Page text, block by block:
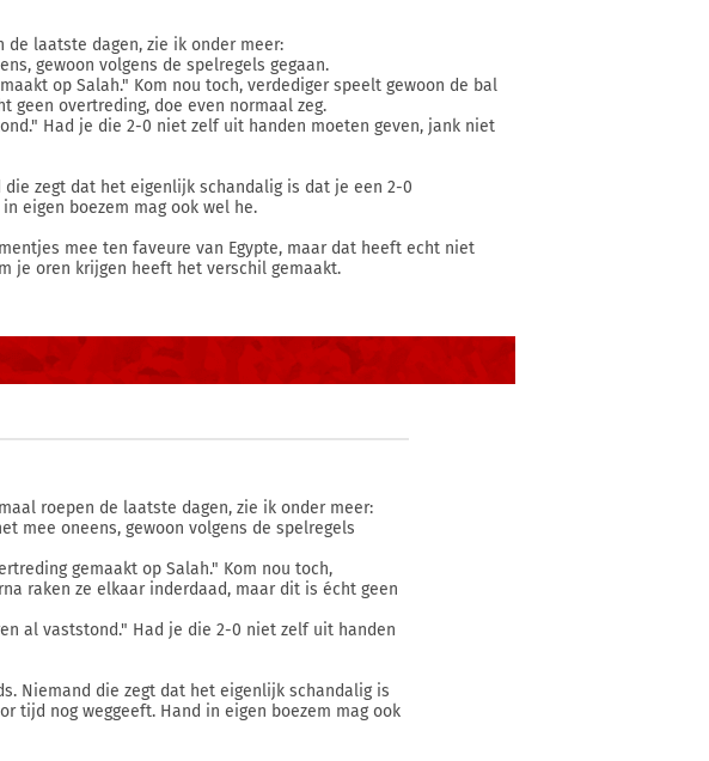
laatste dagen, zie ik onder meer:
gewoon volgens de spelregels gegaan.
op Salah." Kom nou toch, verdediger speelt gewoon de bal
geen overtreding, doe even normaal zeg.
Had je die 2-0 niet zelf uit handen moeten geven, jank niet
zegt dat het eigenlijk schandalig is dat je een 2-0
eigen boezem mag ook wel he.
mee ten faveure van Egypte, maar dat heeft echt niet
je oren krijgen heeft het verschil gemaakt.
roepen de laatste dagen, zie ik onder meer:
mee oneens, gewoon volgens de spelregels
gemaakt op Salah." Kom nou toch,
raken ze elkaar inderdaad, maar dit is écht geen
al vaststond." Had je die 2-0 niet zelf uit handen
Niemand die zegt dat het eigenlijk schandalig is
tijd nog weggeeft. Hand in eigen boezem mag ook